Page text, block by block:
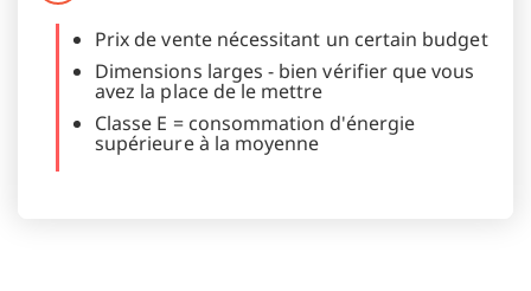
Prix de vente nécessitant un certain budget
Dimensions larges - bien vérifier que vous
avez la place de le mettre
Classe E = consommation d'énergie
supérieure à la moyenne